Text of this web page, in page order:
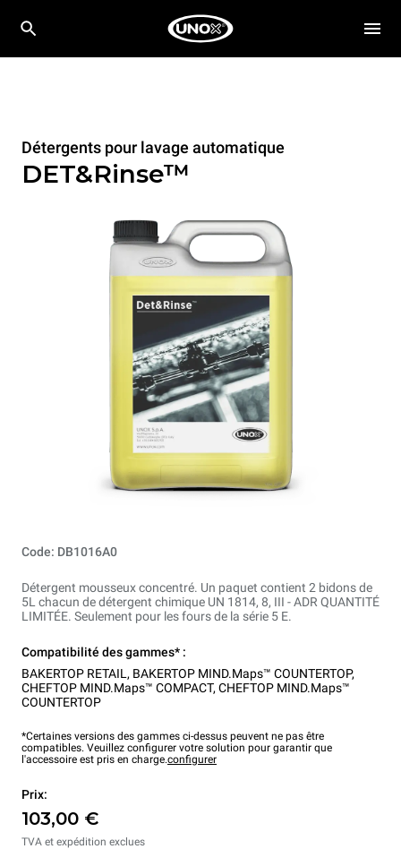
Détergents pour lavage automatique
DET&Rinse™
Code: DB1016A0
Détergent mousseux concentré. Un paquet contient 2 bidons de
5L chacun de détergent chimique UN 1814, 8, III - ADR QUANTITÉ
LIMITÉE. Seulement pour les fours de la série 5 E.
Compatibilité des gammes* :
BAKERTOP RETAIL , BAKERTOP MIND.Maps™ COUNTERTOP,
CHEFTOP MIND.Maps™ COMPACT, CHEFTOP MIND.Maps™
COUNTERTOP
*Certaines versions des gammes ci-dessus peuvent ne pas être
compatibles. Veuillez configurer votre solution pour garantir que
l'accessoire est pris en charge.configurer
Prix:
103,00 €
TVA et expédition exclues